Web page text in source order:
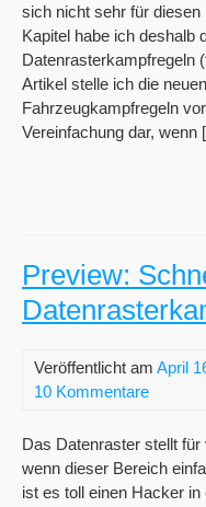
sich nicht sehr für
Kapitel habe ich deshalb
Datenrasterkampfregeln
Artikel stelle ich die
Fahrzeugkampfregeln
Vereinfachung dar,
Preview:
Veröffentlicht am April
10 Kommentare
Das Datenraster stellt
wenn dieser Bereich
ist es toll einen Hacker